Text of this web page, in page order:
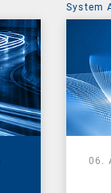
System
06.